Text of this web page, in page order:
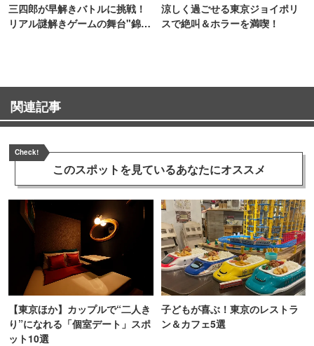
三四郎が早解きバトルに挑戦！
リアル謎解きゲームの舞台"錦糸
涼しく過ごせる東京ジョイポリ
スで絶叫＆ホラーを満喫！
関連記事
Check!
このスポットを見ているあなたにオススメ
【東京ほか】カップルで“二人き
り”になれる「個室デート」スポ
ット10選
子どもが喜ぶ！東京のレストラ
ン＆カフェ5選